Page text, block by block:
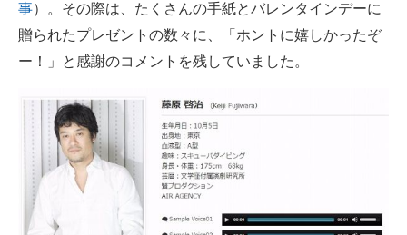
事）。その際は、たくさんの手紙とバレンタインデーに
贈られたプレゼントの数々に、「ホントに嬉しかったぞ
ー！」と感謝のコメントを残していました。